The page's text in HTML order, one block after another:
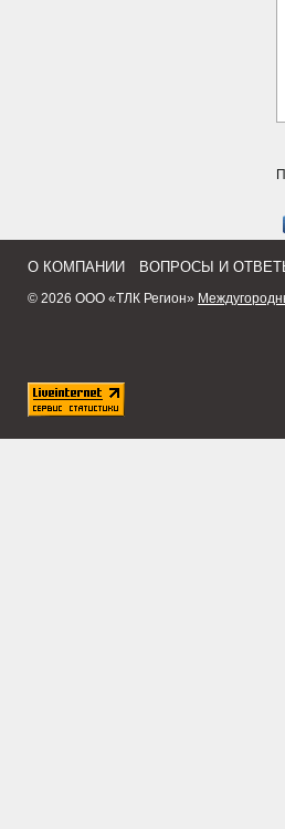
О КОМПАНИИ ВОПРОСЫ И
© 2026 ООО «ТЛК Регион»